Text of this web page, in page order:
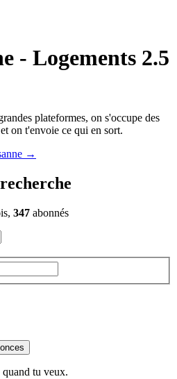
- Logements 2.5
plateformes, on s'occupe des
on t'envoie ce qui en sort.
→
347 abonnés
tu veux.